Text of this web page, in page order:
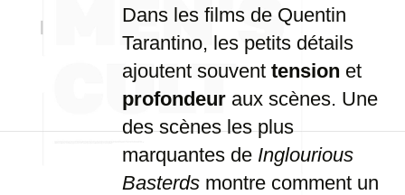
Dans les films de Quentin
Tarantino, les petits détails
ajoutent souvent tension et
profondeur aux scènes. Une
des scènes les plus
marquantes de Inglourious
Basterds montre comment un